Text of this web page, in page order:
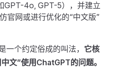
GPT-4o, GPT-5），并建立
官网或进行优化的“中文版”
一个约定俗成的叫法， 它核
文”使用ChatGPT的问题。